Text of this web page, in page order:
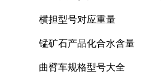
横担型号对应重量
锰矿石产品化合水含量
曲臂车规格型号大全